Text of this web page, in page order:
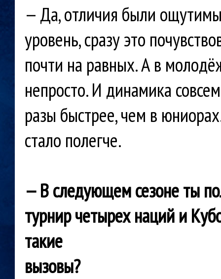
— Да, отличия были
уровень, сразу это
почти на равных. А в
непросто. И динамика
разы быстрее, чем в
стало полегче.
— В следующем сезоне ты
турнирчетырех наций и
такие
вызовы?